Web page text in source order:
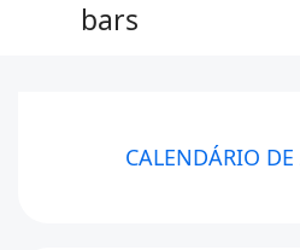
bars
CALENDÁRIO DE